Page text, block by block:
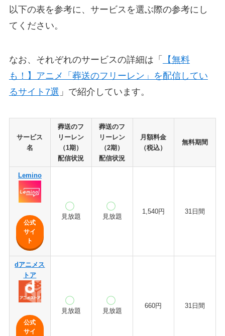
以下の表を参考に、サービスを選ぶ際の参考にし
てください。
なお、それぞれのサービスの詳細は「
【無料
も！】アニメ「葬送のフリーレン」を配信してい
るサイト7選 」で紹介しています。
サービス
名
葬送のフ
リーレン
（1期）
配信状況
葬送のフ
リーレン
（2期）
配信状況
月額料金
（税込）
無料期間
Lemino
公式
サイ
ト
見放題 見放題
1,540円 31日間
dアニメス
トア
公式
サイ
見放題 見放題
660円 31日間